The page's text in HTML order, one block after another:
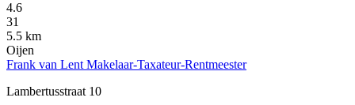
4.6
31
5.5 km
Oijen
Frank van Lent Makelaar-Taxateur-Rentmeester
Lambertusstraat 10